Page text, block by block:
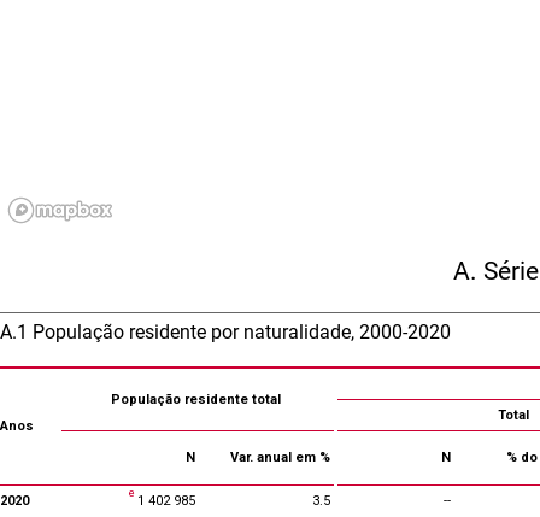
A.
A.1 População residente por naturalidade, 2000-2020
Anos
População residente total
Total
N Var. anual em % N %
2020 1 402 985 3.5 --